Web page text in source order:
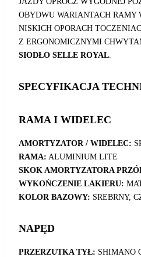
OBYDWU WARIANTACH RAMY
NISKICH OPORACH
Z ERGONOMICZNYMI
SIODŁO SELLE ROYAL.
SPECYFIKACJA
RAMA I WIDELEC
AMORTYZATOR / WIDELEC:
RAMA: ALUMINIUM LITE
SKOK AMORTYZATORA
WYKOŃCZENIE LAKIERU:
KOLOR BAZOWY: SREBRNY,
NAPĘD
PRZERZUTKA TYŁ: SHIMANO